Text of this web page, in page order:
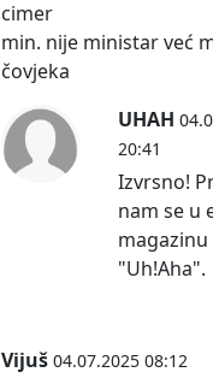
cimer
min. nije ministar već
čovjeka
UHAH
20:41
Izvrsno!
nam se u
magazinu
"Uh!Aha".
Vijuš 04.07.2025 08:12